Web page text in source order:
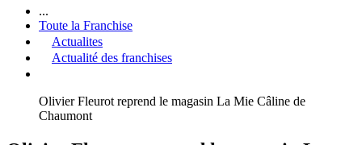
...
Toute la Franchise
Actualites
Actualité des franchises
Olivier Fleurot reprend le magasin La Mie Câline de
Chaumont